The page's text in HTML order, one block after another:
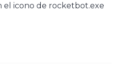
el icono de rocketbot.exe